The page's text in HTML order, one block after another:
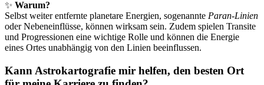
✨ Warum?
Selbst weiter entfernte planetare Energien, sogenannte Paran-Linien
oder Nebeneinflüsse, können wirksam sein. Zudem spielen Transite
und Progressionen eine wichtige Rolle und können die Energie
eines Ortes unabhängig von den Linien beeinflussen.
Kann Astrokartografie mir helfen, den besten Ort